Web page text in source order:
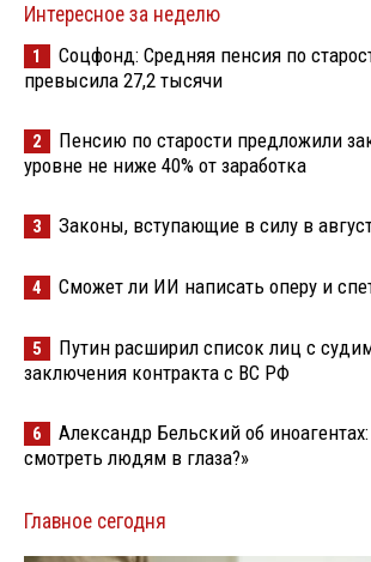
Интересное за неделю
1
Соцфонд: Средняя пенсия по
превысила 27,2 тысячи
2
Пенсию по старости предложили
уровне не ниже 40% от заработка
3 Законы, вступающие в силу в
4 Сможет ли ИИ написать оперу и
5
Путин расширил список лиц с
заключения контракта с ВС РФ
6
Александр Бельский об
смотреть людям в глаза?»
Главное сегодня